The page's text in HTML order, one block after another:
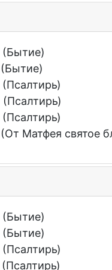
(Бытие)
(Бытие)
(Псалтирь)
(Псалтирь)
(Псалтирь)
(От Матфея святое
(Бытие)
(Бытие)
(Псалтирь)
(Псалтирь)